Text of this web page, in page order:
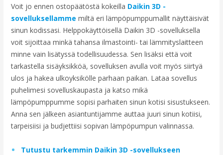
Voit jo ennen ostopäätöstä kokeilla Daikin 3D -
sovelluksellamme miltä eri lämpöpumppumallit näyttäisivät
sinun kodissasi. Helppokäyttöisellä Daikin 3D -sovelluksella
voit sijoittaa minkä tahansa ilmastointi- tai lämmityslaitteen
minne vain lisätyssä todellisuudessa. Sen lisäksi että voit
tarkastella sisäyksikköä, sovelluksen avulla voit myös siirtyä
ulos ja hakea ulkoyksikölle parhaan paikan. Lataa sovellus
puhelimesi sovelluskaupasta ja katso mikä
lämpöpumppumme sopisi parhaiten sinun kotisi sisustukseen.
Anna sen jälkeen asiantuntijamme auttaa juuri sinun kotiisi,
tarpeisiisi ja budjettiisi sopivan lämpöpumpun valinnassa.
Tutustu tarkemmin Daikin 3D -sovellukseen